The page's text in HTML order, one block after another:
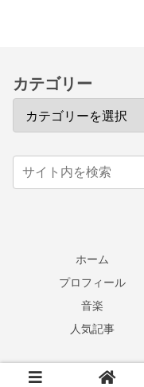
カテゴリー
ホーム
プロフィール
音楽
人気記事
©